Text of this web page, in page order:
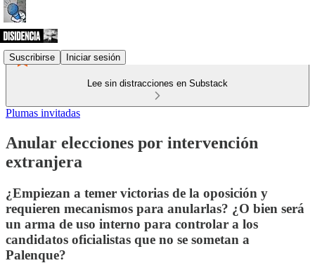
Suscribirse Iniciar sesión
Lee sin distracciones en Substack
Plumas invitadas
Anular elecciones por intervención
extranjera
¿Empiezan a temer victorias de la oposición y
requieren mecanismos para anularlas? ¿O bien será
un arma de uso interno para controlar a los
candidatos oficialistas que no se sometan a
Palenque?